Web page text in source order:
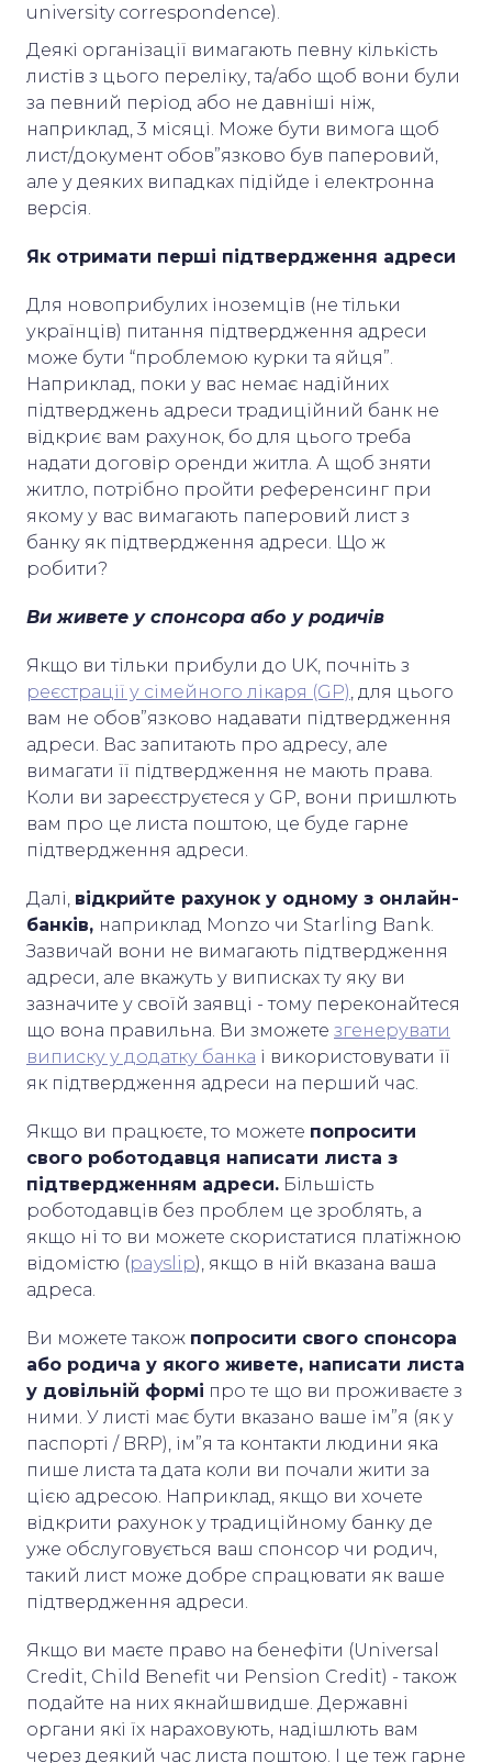
university correspondence).
Деякі організації вимагають певну кількість
листів з цього переліку, та/або щоб вони були
за певний період або не давніші ніж,
наприклад, 3 місяці. Може бути вимога щоб
лист/документ обов”язково був паперовий,
але у деяких випадках підійде і електронна
версія.
Як отримати перші підтвердження адреси
Для новоприбулих іноземців (не тільки
українців) питання підтвердження адреси
може бути “проблемою курки та яйця”.
Наприклад, поки у вас немає надійних
підтверджень адреси традиційний банк не
відкриє вам рахунок, бо для цього треба
надати договір оренди житла. А щоб зняти
житло, потрібно пройти референсинг при
якому у вас вимагають паперовий лист з
банку як підтвердження адреси. Що ж
робити?
Ви живете у спонсора або у родичів
Якщо ви тільки прибули до UK, почніть з
реєстрації у сімейного лікаря (GP) , для цього
вам не обов”язково надавати підтвердження
адреси. Вас запитають про адресу, але
вимагати її підтвердження не мають права.
Коли ви зареєструєтеся у GP, вони пришлють
вам про це листа поштою, це буде гарне
підтвердження адреси.
Далі, відкрийте рахунок у одному з онлайн-
банків, наприклад Monzo чи Starling Bank.
Зазвичай вони не вимагають підтвердження
адреси, але вкажуть у виписках ту яку ви
зазначите у своїй заявці - тому переконайтеся
що вона правильна. Ви зможете згенерувати
виписку у додатку банка і використовувати її
як підтвердження адреси на перший час.
Якщо ви працюєте, то можете попросити
свого роботодавця написати листа з
підтвердженням адреси. Більшість
роботодавців без проблем це зроблять, а
якщо ні то ви можете скористатися платіжною
відомістю (payslip), якщо в ній вказана ваша
адреса.
Ви можете також попросити свого спонсора
або родича у якого живете, написати листа
у довільній формі про те що ви проживаєте з
ними. У листі має бути вказано ваше ім”я (як у
паспорті / BRP), ім”я та контакти людини яка
пише листа та дата коли ви почали жити за
цією адресою. Наприклад, якщо ви хочете
відкрити рахунок у традиційному банку де
уже обслуговується ваш спонсор чи родич,
такий лист може добре спрацювати як ваше
підтвердження адреси.
Якщо ви маєте право на бенефіти (Universal
Credit, Child Benefit чи Pension Credit) - також
подайте на них якнайшвидше. Державні
органи які їх нараховують, надішлють вам
через деякий час листа поштою. І це теж гарне